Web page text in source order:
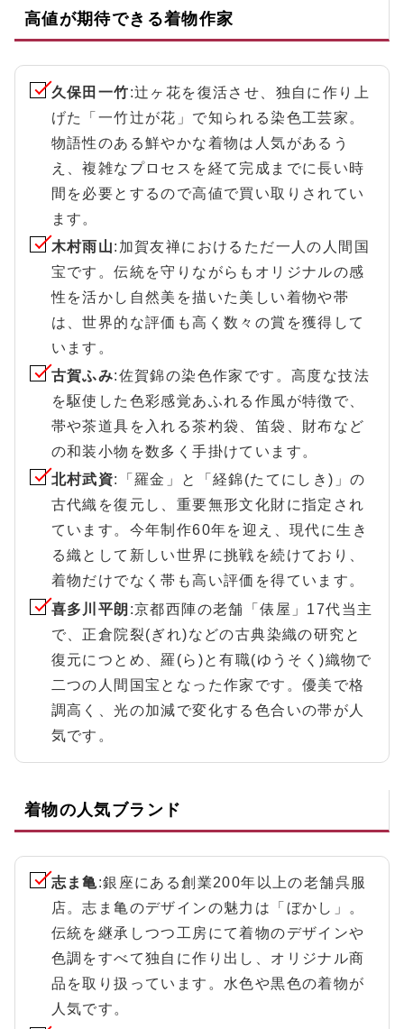
高値が期待できる着物作家
久保田一竹:辻ヶ花を復活させ、独自に作り上
げた「一竹辻が花」で知られる染色工芸家。
物語性のある鮮やかな着物は人気があるう
え、複雑なプロセスを経て完成までに長い時
間を必要とするので高値で買い取りされてい
ます。
木村雨山:加賀友禅におけるただ一人の人間国
宝です。伝統を守りながらもオリジナルの感
性を活かし自然美を描いた美しい着物や帯
は、世界的な評価も高く数々の賞を獲得して
います。
古賀ふみ:佐賀錦の染色作家です。高度な技法
を駆使した色彩感覚あふれる作風が特徴で、
帯や茶道具を入れる茶杓袋、笛袋、財布など
の和装小物を数多く手掛けています。
北村武資:「羅金」と「経錦(たてにしき)」の
古代織を復元し、重要無形文化財に指定され
ています。今年制作60年を迎え、現代に生き
る織として新しい世界に挑戦を続けており、
着物だけでなく帯も高い評価を得ています。
喜多川平朗 :京都西陣の老舗「俵屋」17代当主
で、正倉院裂(ぎれ)などの古典染織の研究と
復元につとめ、羅(ら)と有職(ゆうそく)織物で
二つの人間国宝となった作家です。優美で格
調高く、光の加減で変化する色合いの帯が人
気です。
着物の人気ブランド
志ま亀:銀座にある創業200年以上の老舗呉服
店。志ま亀のデザインの魅力は「ぼかし」。
伝統を継承しつつ工房にて着物のデザインや
色調をすべて独自に作り出し、オリジナル商
品を取り扱っています。水色や黒色の着物が
人気です。